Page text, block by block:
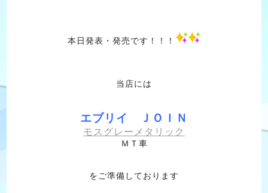
本日発表・発売です！！！
当店には
エブリイ ＪＯＩＮ
モスグレーメタリック
ＭＴ車
をご準備しております